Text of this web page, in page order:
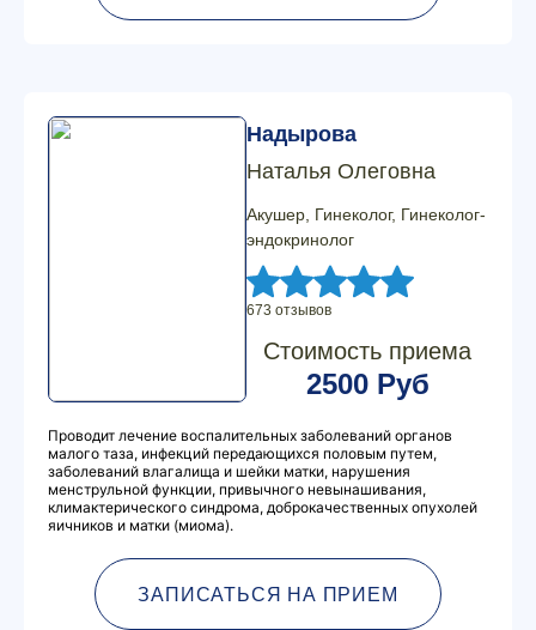
Надырова
Наталья Олеговна
Акушер, Гинеколог, Гинеколог-
эндокринолог
673 отзывов
Стоимость приема
2500 Руб
Проводит лечение воспалительных заболеваний органов
малого таза, инфекций передающихся половым путем,
заболеваний влагалища и шейки матки, нарушения
менструльной функции, привычного невынашивания,
климактерического синдрома, доброкачественных опухолей
яичников и матки (миома).
ЗАПИСАТЬСЯ НА ПРИЕМ